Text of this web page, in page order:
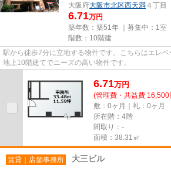
大阪府大阪市北区西天満 ４丁目
6.71万円
築年数：築51年 ｜募集中： 1室
階数：10階建
駅から徒歩7分に立地する物件です。こちらはエレベ
地上10階建てでニーズの高い物件です。
6.71万円
(管理費・共益費 16,500
敷：0ヶ月｜礼：0ヶ月
所在階：4階
間取り：-
面積：38.31㎡
賃貸｜店舗事務所 大三ビル